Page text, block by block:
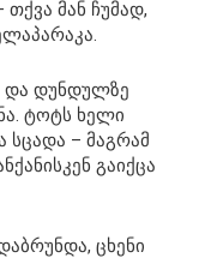
მან ჩუმად,
და დუნდულზე
ტოტს ხელი
სცადა – მაგრამ
გაიქცა
ცხენი